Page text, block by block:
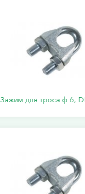
Зажим для троса ф 6,